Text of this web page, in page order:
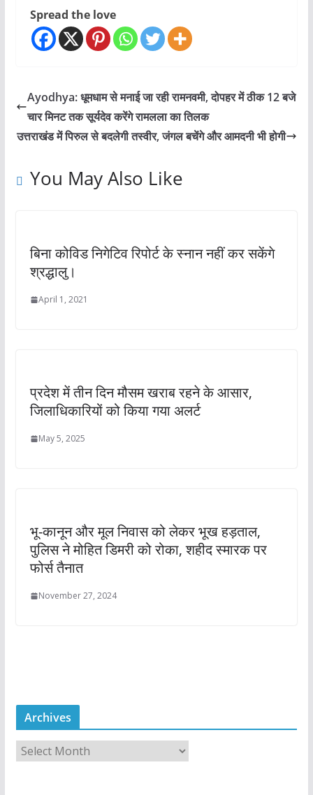
Spread the love
Ayodhya: धूमधाम से मनाई जा रही रामनवमी, दोपहर में ठीक 12 बजे
चार मिनट तक सूर्यदेव करेंगे रामलला का तिलक
उत्तराखंड में पिरुल से बदलेगी तस्वीर, जंगल बचेंगे और आमदनी भी होगी
You May Also Like
बिना कोविड निगेटिव रिपोर्ट के स्नान नहीं कर सकेंगे
श्रद्धालु।
April 1, 2021
प्रदेश में तीन दिन मौसम खराब रहने के आसार,
जिलाधिकारियों को किया गया अलर्ट
May 5, 2025
भू-कानून और मूल निवास को लेकर भूख हड़ताल,
पुलिस ने मोहित डिमरी को रोका, शहीद स्मारक पर
फोर्स तैनात
November 27, 2024
Archives
r